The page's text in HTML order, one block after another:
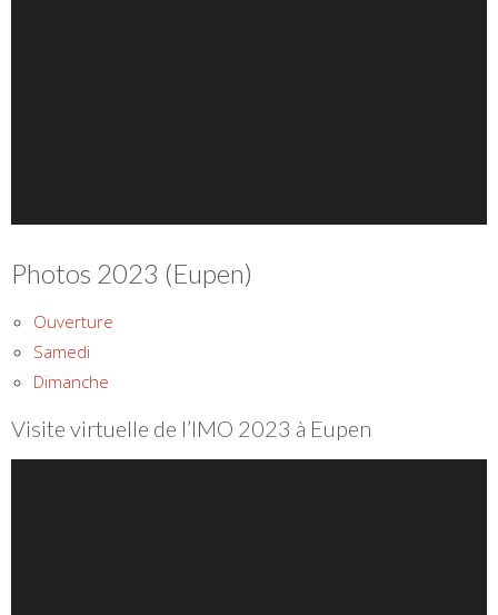
Photos 2023 (Eupen)
Ouverture
Samedi
Dimanche
Visite virtuelle de l’IMO 2023 à Eupen